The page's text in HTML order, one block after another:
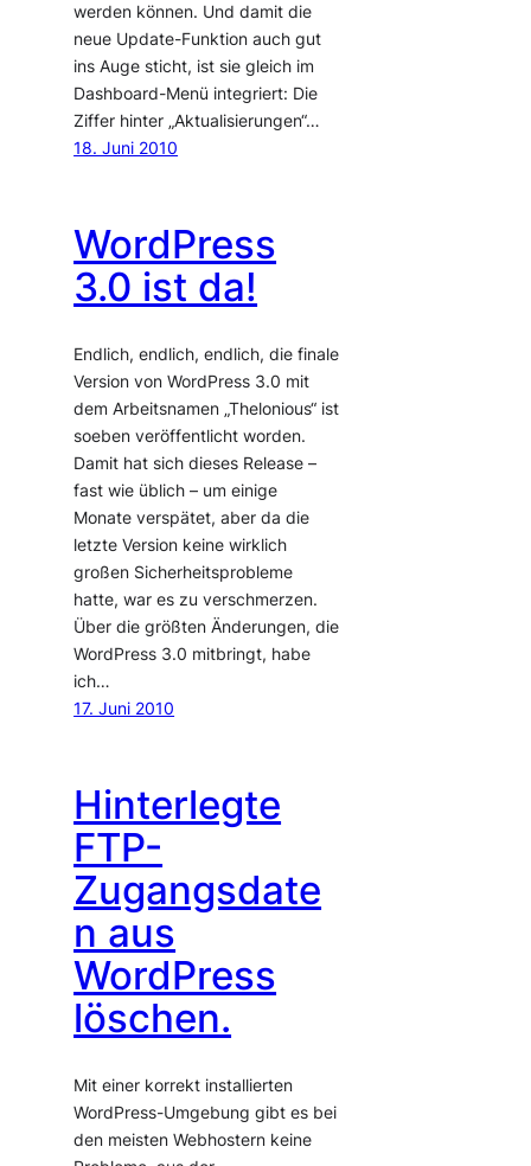
werden können. Und damit die
neue Update-Funktion auch gut
ins Auge sticht, ist sie gleich im
Dashboard-Menü integriert: Die
Ziffer hinter „Aktualisierungen“…
18. Juni 2010
WordPress
3.0 ist da!
Endlich, endlich, endlich, die finale
Version von WordPress 3.0 mit
dem Arbeitsnamen „Thelonious“ ist
soeben veröffentlicht worden.
Damit hat sich dieses Release –
fast wie üblich – um einige
Monate verspätet, aber da die
letzte Version keine wirklich
großen Sicherheitsprobleme
hatte, war es zu verschmerzen.
Über die größten Änderungen, die
WordPress 3.0 mitbringt, habe
ich…
17. Juni 2010
Hinterlegte
FTP-
Zugangsdate
n aus
WordPress
löschen.
Mit einer korrekt installierten
WordPress-Umgebung gibt es bei
den meisten Webhostern keine